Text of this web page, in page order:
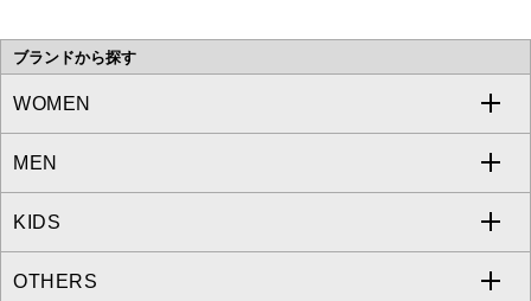
ブランドから探す
WOMEN
a.v.v
MICHEL KLEIN
MK MICHEL KLEIN
MEN
a.v.v
MICHEL KLEIN HOMME
KIDS
a.v.v
OTHERS